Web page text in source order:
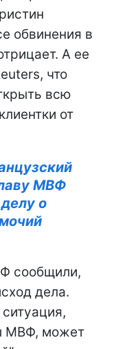
обвинения в
А ее
что
всю
от
МВФ
о
сообщили,
дела.
МВФ, может